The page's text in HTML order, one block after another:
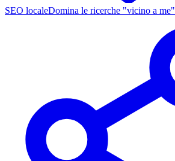
SEO localeDomina le ricerche "vicino a me"